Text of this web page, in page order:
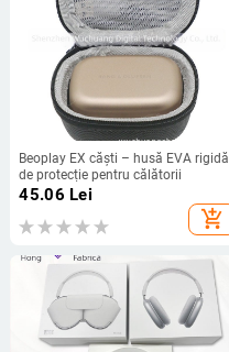
Beoplay EX căști – husă EVA rigidă
de protecție pentru călătorii
45.06 Lei
add_shopping_cart